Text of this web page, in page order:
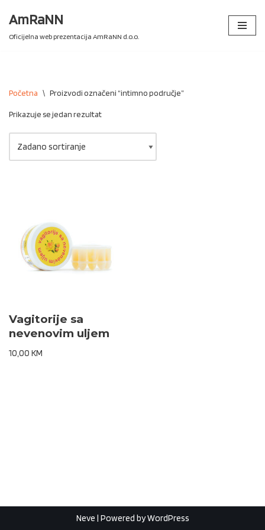
Skip
AmRaNN
Oficijelna web prezentacija AmRaNN d.o.o.
Početna \ Proizvodi označeni “intimno područje”
Prikazuje se jedan rezultat
Vagitorije sa
nevenovim uljem
10,00 KM
Neve | Powered byWordPress